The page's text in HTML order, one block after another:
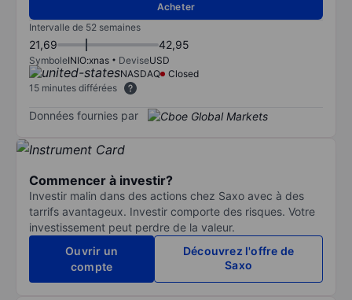
Acheter
Intervalle de 52 semaines
21,69 42,95
SymboleINIO:xnas DeviseUSD
NASDAQ
Closed
15 minutes différées
Données fournies par
Commencer à investir?
Investir malin dans des actions chez Saxo avec à des
tarrifs avantageux. Investir comporte des risques. Votre
investissement peut perdre de la valeur.
Ouvrir un
compte
Découvrez l'offre de
Saxo